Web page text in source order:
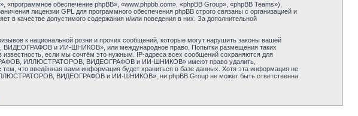
обеспечение phpBB», «www.phpbb.com», «phpBB Group», «phpBB Teams»),
лицензии GPL для программного обеспечения phpBB строго связаны с организацией и
в качестве допустимого содержания и/или поведения в них. За дополнительной
к национальной розни и прочих сообщений, которые могут нарушить законы вашей
и ИИ-ШНИКОВ», или международное право. Попытки размещения таких
если мы сочтём это нужным. IP-адреса всех сообщений сохраняются для
ИЛЛЮСТРАТОРОВ, ВИДЕОГРАФОВ и ИИ-ШНИКОВ» имеют право удалить,
что введённая вами информация будет храниться в базе данных. Хотя эта информация не
ВИДЕОГРАФОВ и ИИ-ШНИКОВ», ни phpBB Group не может быть ответственна